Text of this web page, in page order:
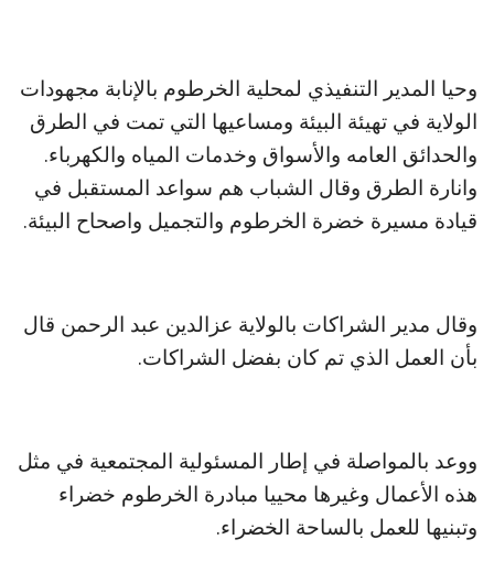
وحيا المدير التنفيذي لمحلية الخرطوم بالإنابة مجهودات
الولاية في تهيئة البيئة ومساعيها التي تمت في الطرق
والحدائق العامه والأسواق وخدمات المياه والكهرباء.
وانارة الطرق وقال الشباب هم سواعد المستقبل في
قيادة مسيرة خضرة الخرطوم والتجميل واصحاح البيئة.
وقال مدير الشراكات بالولاية عزالدين عبد الرحمن قال
بأن العمل الذي تم كان بفضل الشراكات.
ووعد بالمواصلة في إطار المسئولية المجتمعية في مثل
هذه الأعمال وغيرها محييا مبادرة الخرطوم خضراء
وتبنيها للعمل بالساحة الخضراء.